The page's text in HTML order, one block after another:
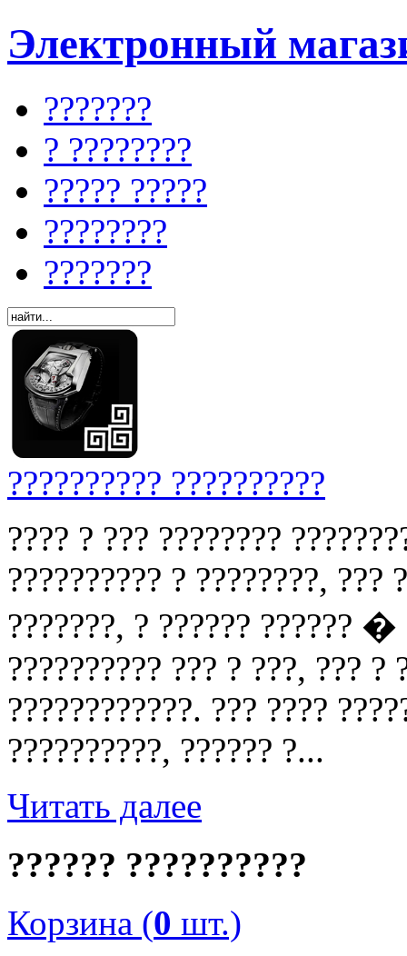
Электронный
???????
? ????????
????? ?????
????????
???????
?????????? ??????????
???? ? ??? ????????
?????????? ? ????????, ???
???????, ? ?????? ??????
?????????? ??? ? ???, ??? ?
????????????. ??? ????
??????????, ?????? ?...
Читать далее
?????? ??????????
Корзина (0 шт.)